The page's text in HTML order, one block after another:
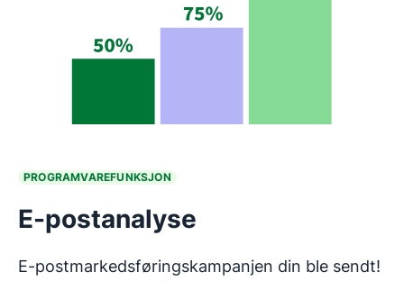
PROGRAMVAREFUNKSJON
E-postanalyse
E-postmarkedsføringskampanjen din ble sendt!